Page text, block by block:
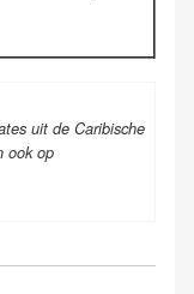
uit de Caribische
ook op